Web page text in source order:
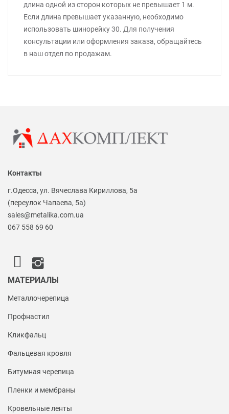
длина одной из сторон которых не превышает 1 м.
Если длина превышает указанную, необходимо
использовать шинорейку 30. Для получения
консультации или оформления заказа, обращайтесь
в наш отдел по продажам.
Контакты
г.Одесса, ул. Вячеслава Кириллова, 5а
(переулок Чапаева, 5а)
sales@metalika.com.ua
067 558 69 60
МАТЕРИАЛЫ
Металлочерепица
Профнастил
Кликфальц
Фальцевая кровля
Битумная черепица
Пленки и мембраны
Кровельные ленты